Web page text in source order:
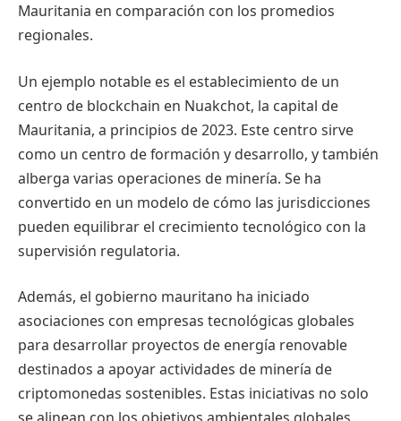
Mauritania en comparación con los promedios
regionales.
Un ejemplo notable es el establecimiento de un
centro de blockchain en Nuakchot, la capital de
Mauritania, a principios de 2023. Este centro sirve
como un centro de formación y desarrollo, y también
alberga varias operaciones de minería. Se ha
convertido en un modelo de cómo las jurisdicciones
pueden equilibrar el crecimiento tecnológico con la
supervisión regulatoria.
Además, el gobierno mauritano ha iniciado
asociaciones con empresas tecnológicas globales
para desarrollar proyectos de energía renovable
destinados a apoyar actividades de minería de
criptomonedas sostenibles. Estas iniciativas no solo